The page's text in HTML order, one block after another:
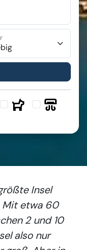
Insel
Mit etwa 60
2 und 10
also nur